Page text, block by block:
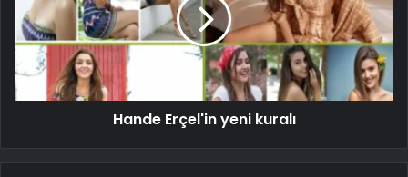
Hande Erçel'in yeni kuralı